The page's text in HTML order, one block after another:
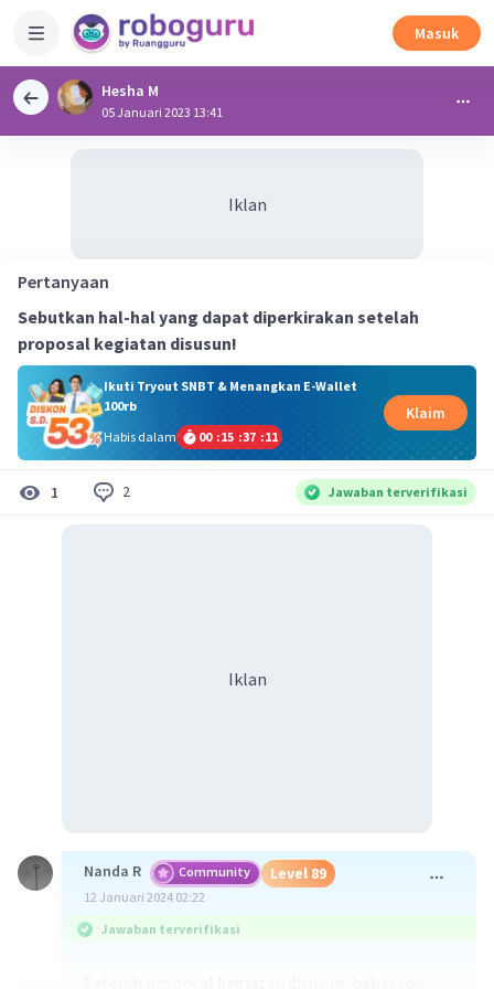
Masuk
Hesha M
05 Januari 2023 13:41
Iklan
Pertanyaan
Sebutkan hal-hal yang dapat diperkirakan setelah
proposal kegiatan disusun!
Ikuti Tryout SNBT & Menangkan E-Wallet
100rb
Habis dalam
00 :15 :37 :11
Klaim
1 2 Jawaban terverifikasi
Iklan
Nanda R Community Level 89
12 Januari 2024 02:22
Jawaban terverifikasi